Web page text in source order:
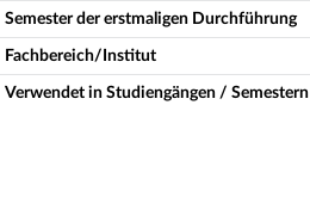
Semester der erstmaligen Durchführung
Fachbereich/Institut
Verwendet in Studiengängen / Semestern